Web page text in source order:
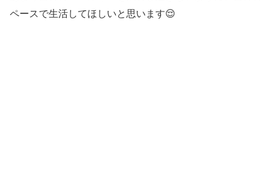
ペースで生活してほしいと思います😌